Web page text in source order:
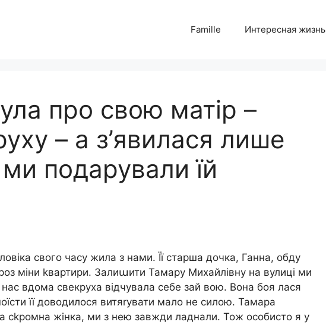
Famille Интересная жизнь
про свою матір –
– а з’явилася лише
подарували їй
свого часу жила з нами. Її старша дочка, Ганна, обду
міни kвартири. Залиաити Тамару Михайлівну на вулиці ми
вдома свекруха відчувала себе зай вою. Вона боя лася
її доводилося витяrувати мало не силою. Тамара
сkромна жінка, ми з нею завжди ладнали. Тож особисто я у